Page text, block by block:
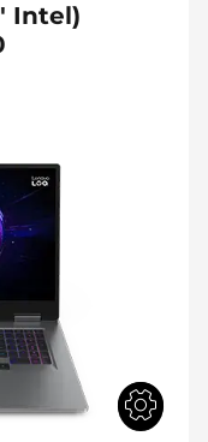
Intel)